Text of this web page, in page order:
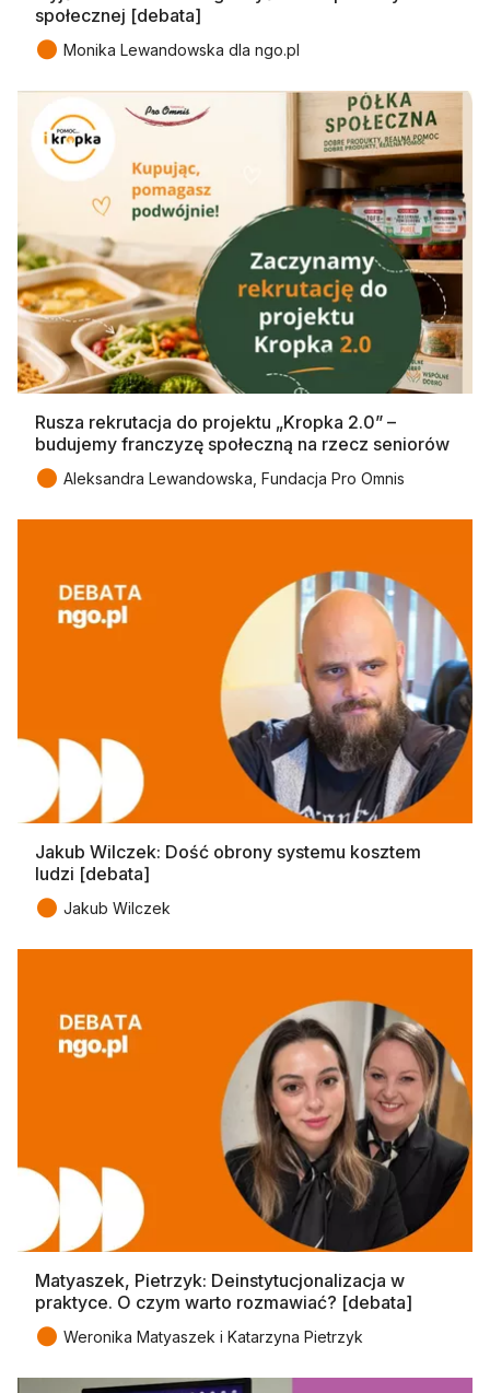
społecznej [debata]
● Monika Lewandowska dla ngo.pl
Rusza rekrutacja do projektu „Kropka 2.0” –
budujemy franczyzę społeczną na rzecz seniorów
● Aleksandra Lewandowska, Fundacja Pro Omnis
Jakub Wilczek: Dość obrony systemu kosztem
ludzi [debata]
● Jakub Wilczek
Matyaszek, Pietrzyk: Deinstytucjonalizacja w
praktyce. O czym warto rozmawiać? [debata]
● Weronika Matyaszek i Katarzyna Pietrzyk